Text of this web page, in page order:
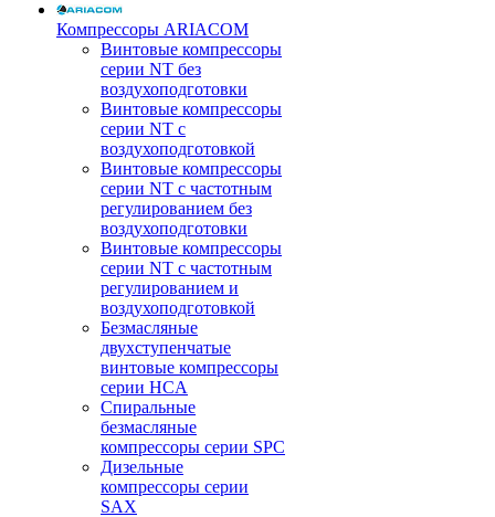
Компрессоры ARIACOM
Винтовые компрессоры
серии NT без
воздухоподготовки
Винтовые компрессоры
серии NT c
воздухоподготовкой
Винтовые компрессоры
серии NT с частотным
регулированием без
воздухоподготовки
Винтовые компрессоры
серии NT с частотным
регулированием и
воздухоподготовкой
Безмасляные
двухступенчатые
винтовые компрессоры
серии HCA
Спиральные
безмасляные
компрессоры серии SPC
Дизельные
компрессоры серии
SAX